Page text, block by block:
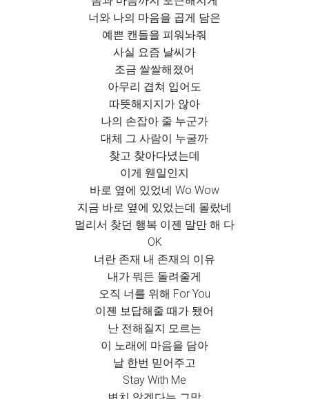
너와 나의 마음을 곱게 담은
예쁜 캔들을 피워놔줘
사실 요즘 날씨가
조금 쌀쌀해졌어
아무리 겹쳐 입어도
따뜻해지지가 않아
나의 손잡아 줄 누군가
대체 그 사람이 누굴까
찾고 찾아다녔는데
이게 웬일인지
바로 옆에 있었네 Wo Wow
지금 바로 옆에 있었는데 몰랐네
멀리서 찾던 행복 이젠 말만 해 다
OK
너란 존재 내 존재의 이유
내가 뭐든 돌려줄게
오직 너를 위해 For You
이젠 보답해줄 때가 됐어
난 전해질지 모르는
이 노래에 마음을 담아
날 한번 믿어주고
Stay With Me